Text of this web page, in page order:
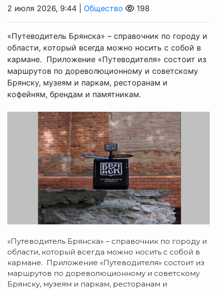
2 июля 2026, 9:44 | Общество 198
«Путеводитель Брянска» – справочник по городу и
области, который всегда можно носить с собой в
кармане. Приложение «Путеводителя» состоит из
маршрутов по дореволюционному и советскому
Брянску, музеям и паркам, ресторанам и
кофейням, брендам и памятникам.
«Путеводитель Брянска» – справочник по городу и
области, который всегда можно носить с собой в
кармане. Приложение «Путеводителя» состоит из
маршрутов по дореволюционному и советскому
Брянску, музеям и паркам, ресторанам и